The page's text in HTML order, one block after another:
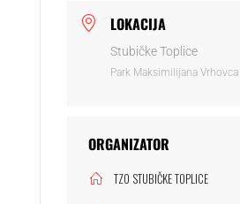
LOKACIJA
Stubičke Toplice
Park Maksimilijana Vrhovca
ORGANIZATOR
TZO STUBIČKE TOPLICE